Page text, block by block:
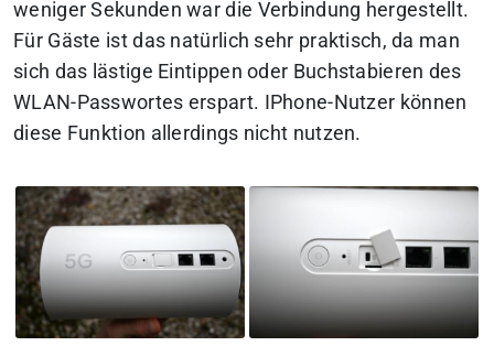
weniger Sekunden war die Verbindung hergestellt.
Für Gäste ist das natürlich sehr praktisch, da man
sich das lästige Eintippen oder Buchstabieren des
WLAN-Passwortes erspart. IPhone-Nutzer können
diese Funktion allerdings nicht nutzen.